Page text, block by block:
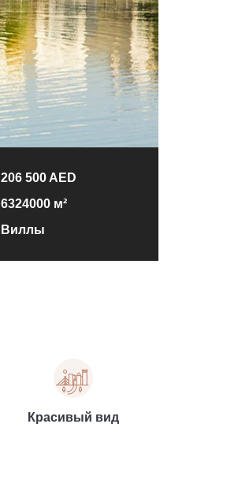
206 500 AED
6324000 м²
Виллы
Красивый вид